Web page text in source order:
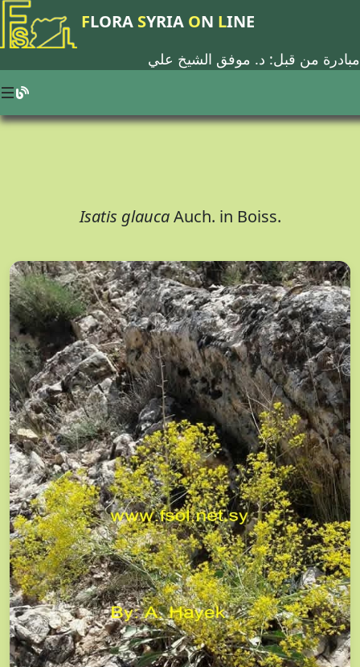
FLORA SYRIA ON LINE
مبادرة من قبل: د. موفق الشيخ علي
Isatis glaucaAuch. in Boiss.